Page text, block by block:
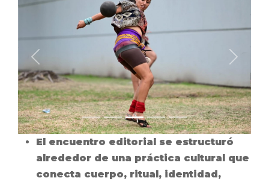
El encuentro editorial se estructuró
alrededor de una práctica cultural que
conecta cuerpo, ritual, identidad,